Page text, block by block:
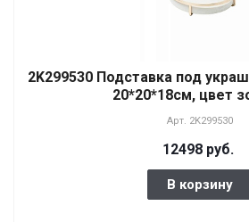
2K299530 Подставка под
20*20*18см, цвет
Арт. 2K299530
12498 руб.
В корзину